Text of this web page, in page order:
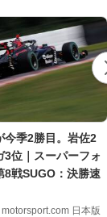
今季2勝目。岩佐2
3位｜スーパーフォ
8戦SUGO：決勝速
motorsport.com 日本版